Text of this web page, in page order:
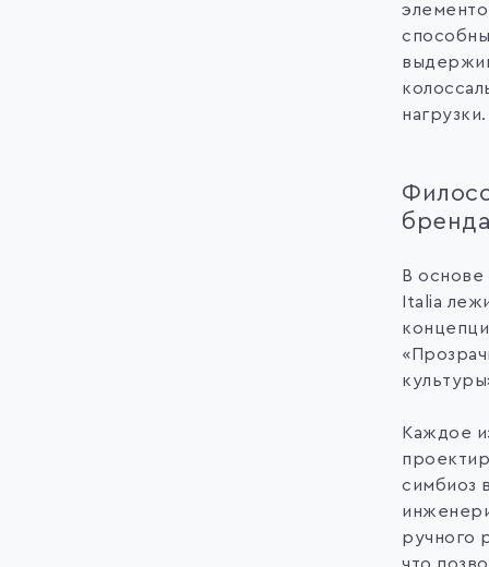
нагрузки.
В
Italia
Каждое
симбиоз
ручного